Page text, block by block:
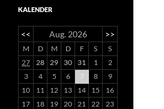
KALENDER
<< Aug. 2026 >>
M D M D F S
S
27
28 29 30 31 1
2
3
4 5 6 7 8
9
10
11 12 13 14 15
16
17
18 19 20 21 22
23